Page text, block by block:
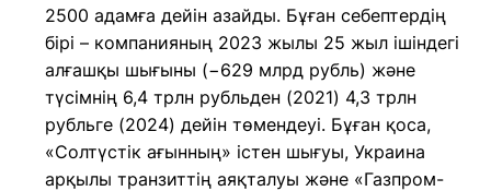
2500 адамға дейін азайды. Бұған себептердің
бірі – компанияның 2023 жылы 25 жыл ішіндегі
алғашқы шығыны (−629 млрд рубль) және
түсімнің 6,4 трлн рубльден (2021) 4,3 трлн
рубльге (2024) дейін төмендеуі. Бұған қоса,
«Солтүстік ағынның» істен шығуы, Украина
арқылы транзиттің аяқталуы және «Газпром-